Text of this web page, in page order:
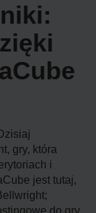
gry, która
i
jest tutaj,